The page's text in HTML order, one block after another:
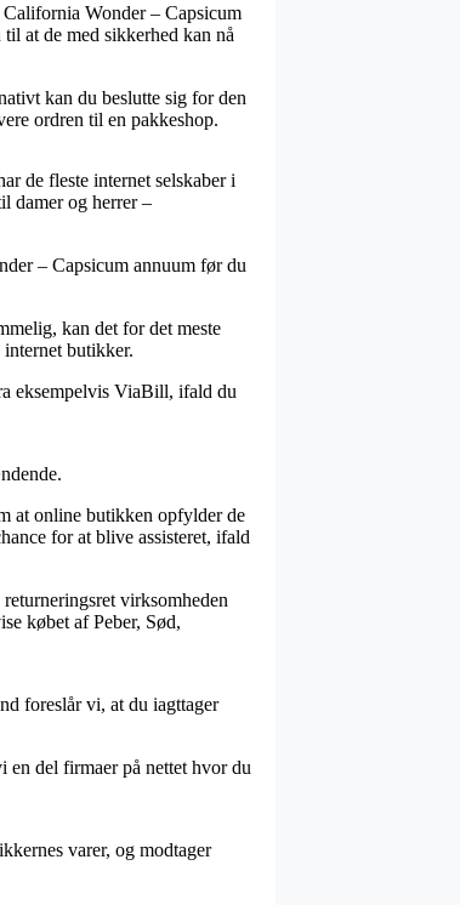
Wonder – Capsicum
at de med sikkerhed kan nå
kan du beslutte sig for den
ordren til en pakkeshop.
de fleste internet selskaber i
damer og herrer –
– Capsicum annuum før du
kan det for det meste
butikker.
eksempelvis ViaBill, ifald du
at online butikken opfylder de
for at blive assisteret, ifald
virksomheden
købet af Peber, Sød,
foreslår vi, at du iagttager
en del firmaer på nettet hvor du
varer, og modtager